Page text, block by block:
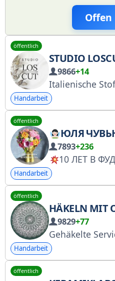
Offen
öffentlich
STUDIO LOSCUT
9866+14
Italienische Stoffe für Textilliebhaber. St. Petersburg, Tschernyschewski-
Handarbeit
öffentlich
ЮЛЯ
7893+236
10 ЛЕТ В
Handarbeit
öffentlich
HÄKELN MIT
9829+77
Gehäkelte Servietten: Anleitungen für die schönsten Servietten und meine originalen Video-
Handarbeit
öffentlich